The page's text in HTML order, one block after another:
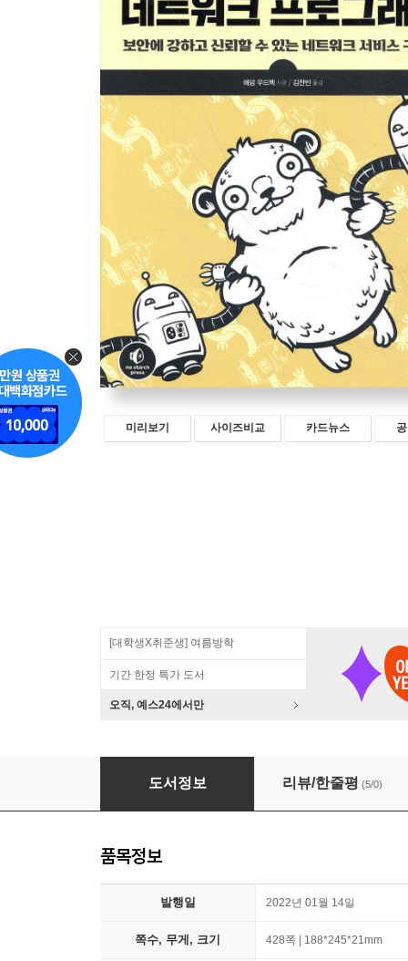
미리보기 사이즈비교 카드뉴스
[대학생X취준생] 여름방학
기간 한정 특가 도서
오직, 예스24에서만
Go 언어를 활용한 네트워크 프로그래밍
도서정보 리뷰/한줄평 (5/0)
품목정보
발행일 2022년 01월 14일
쪽수, 무게, 크기 428쪽 | 188*245*21mm